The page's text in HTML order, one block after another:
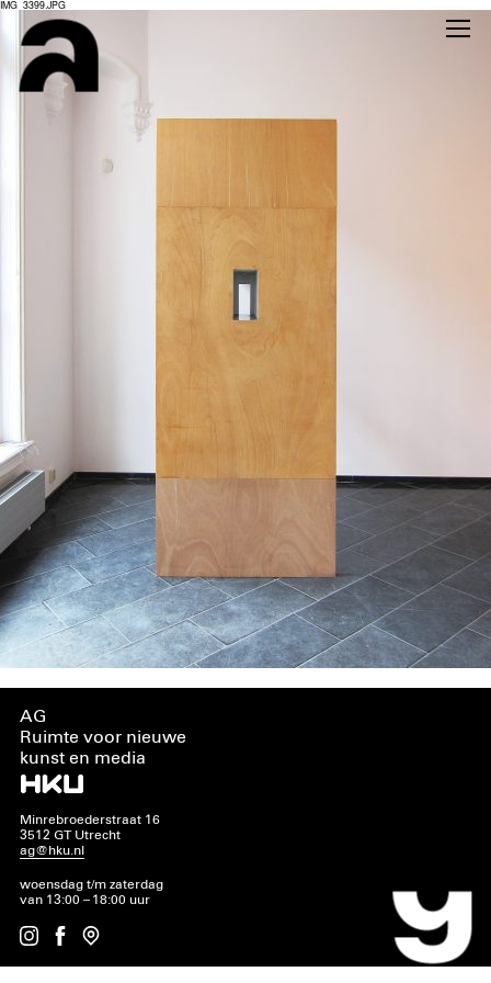
IMG_3399.JPG
AG
Ruimte voor nieuwe
kunst en media
Minrebroederstraat 16
3512 GT Utrecht
ag@hku.nl
woensdag t/m zaterdag
van 13:00 – 18:00 uur